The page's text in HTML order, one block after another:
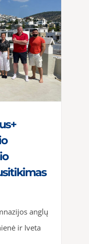
anglų
ir Iveta